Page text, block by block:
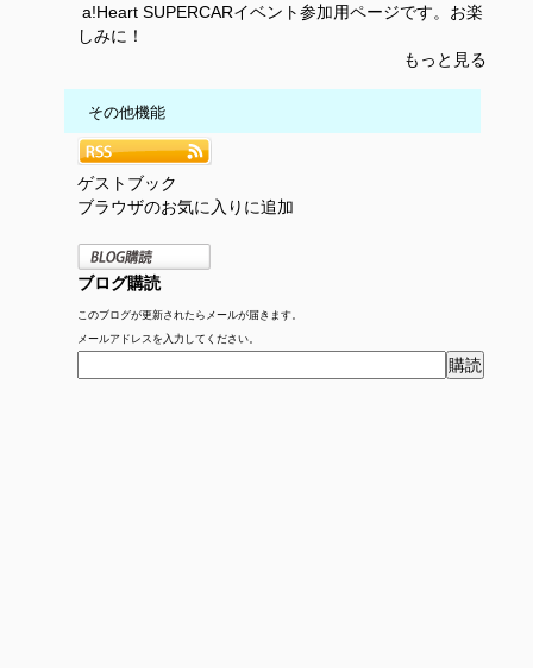
a!Heart SUPERCARイベント参加用ページです。お楽
しみに！
もっと見る
その他機能
ゲストブック
ブラウザのお気に入りに追加
ブログ購読
このブログが更新されたらメールが届きます。
メールアドレスを入力してください。